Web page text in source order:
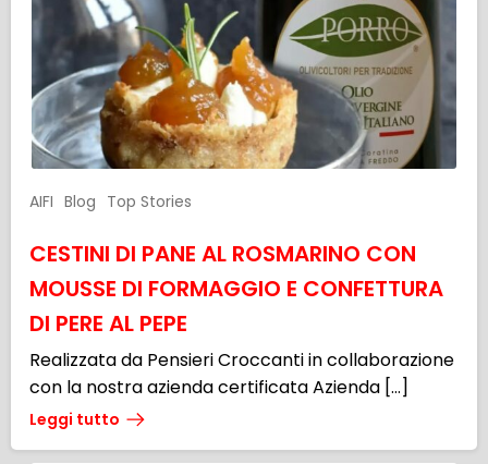
AIFI Blog Top Stories
CESTINI DI PANE AL ROSMARINO CON
MOUSSE DI FORMAGGIO E CONFETTURA
DI PERE AL PEPE
Realizzata da Pensieri Croccanti in collaborazione
con la nostra azienda certificata Azienda […]
Leggi tutto